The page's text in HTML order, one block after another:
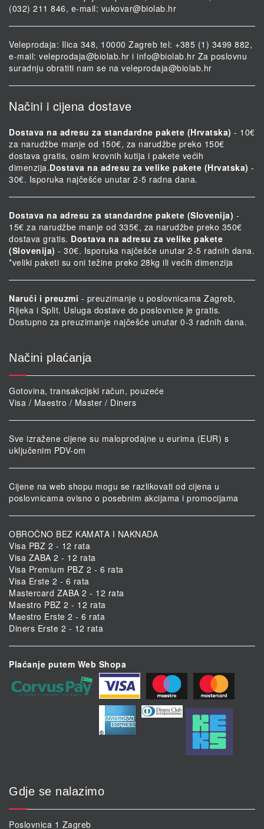
(032) 211 846, e-mail: vukovar@biolab.hr
Veleprodaja: Ilica 348, 10000 Zagreb tel: +385 (1) 3499 882,
e-mail: veleprodaja@biolab.hr i info@biolab.hr Za poslovnu
suradnju obratiti nam se na veleprodaja@biolab.hr
Načini i cijena dostave
Dostava na adresu za standardne pakete (Hrvatska) - 10€
za narudžbe manje od 150€, za narudžbe preko 150€
dostava gratis, osim krovnih kutija i pakete većih
dimenzija.Dostava na adresu za velike pakete (Hrvatska) -
30€. Isporuka najčešće unutar 2-5 radna dana.
Dostava na adresu za standardne pakete (Slovenija) -
15€ za narudžbe manje od 335€, za narudžbe preko 350€
dostava gratis. Dostava na adresu za velike pakete
(Slovenija) - 30€. Isporuka najčešće unutar 2-5 radnih dana.
*veliki paketi su oni težine preko 28kg ili većih dimenzija
Naruči i preuzmi - preuzimanje u poslovnicama Zagreb,
Rijeka i Split. Usluga dostave do poslovnice je gratis.
Dostupno za preuzimanje najčešće unutar 0-3 radnih dana.
Načini plaćanja
Gotovina, transakcijski račun, pouzeće
Visa / Maestro / Master / Diners
Sve izražene cijene su maloprodajne u eurima (EUR) s
uključenim PDV-om
Cijene na web shopu mogu se razlikovati od cijena u
poslovnicama ovisno o posebnim akcijama i promocijama
OBROČNO BEZ KAMATA I NAKNADA
Visa PBZ 2 - 12 rata
Visa ZABA 2 - 12 rata
Visa Premium PBZ 2 - 6 rata
Visa Erste 2 - 6 rata
Mastercard ZABA 2 - 12 rata
Maestro PBZ 2 - 12 rata
Maestro Erste 2 - 6 rata
Diners Erste 2 - 12 rata
Plaćanje putem Web Shopa
Gdje se nalazimo
Poslovnica 1 Zagreb